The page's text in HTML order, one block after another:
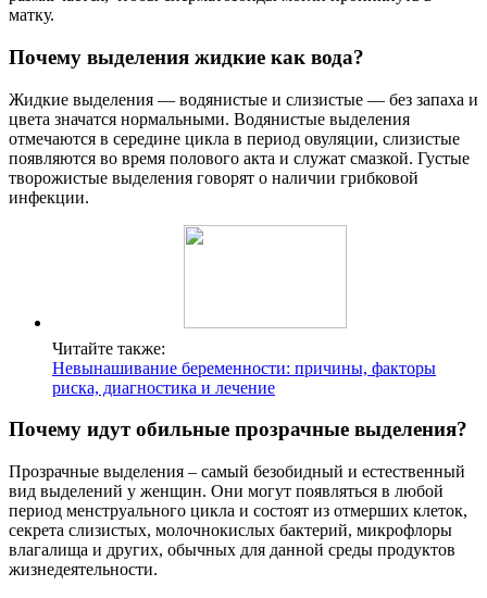
матку.
Почему выделения жидкие как вода?
Жидкие выделения — водянистые и слизистые — без запаха и
цвета значатся нормальными. Водянистые выделения
отмечаются в середине цикла в период овуляции, слизистые
появляются во время полового акта и служат смазкой. Густые
творожистые выделения говорят о наличии грибковой
инфекции.
Читайте также:
Невынашивание беременности: причины, факторы
риска, диагностика и лечение
Почему идут обильные прозрачные выделения?
Прозрачные выделения – самый безобидный и естественный
вид выделений у женщин. Они могут появляться в любой
период менструального цикла и состоят из отмерших клеток,
секрета слизистых, молочнокислых бактерий, микрофлоры
влагалища и других, обычных для данной среды продуктов
жизнедеятельности.